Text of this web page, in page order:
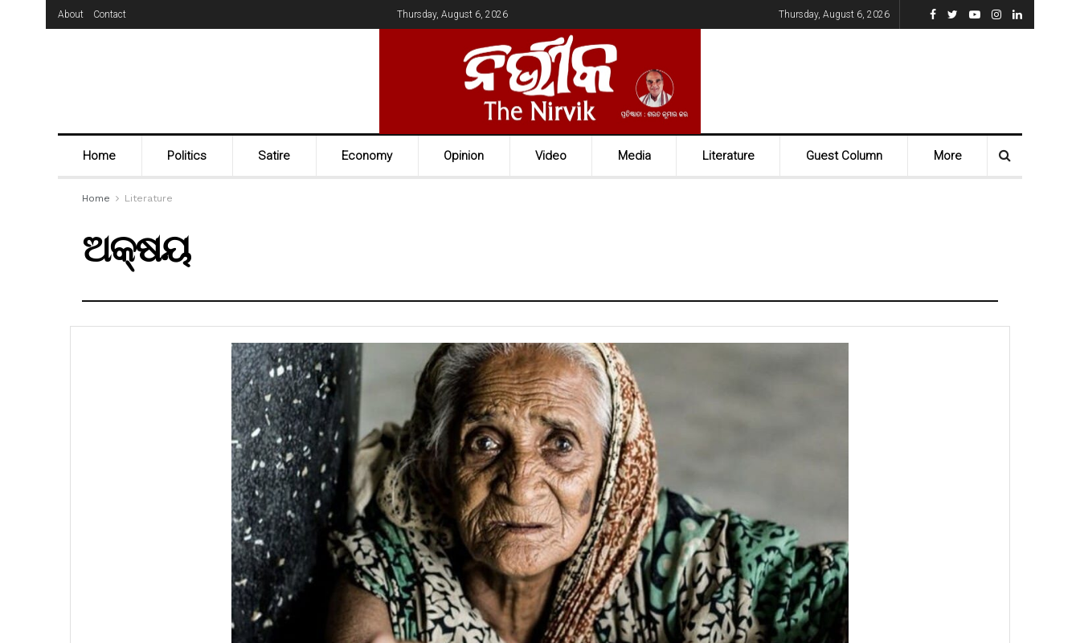
About Contact Thursday, August 6, 2026 Thursday, August 6, 2026
Home Politics Satire Economy Opinion Video Media Literature Guest Column More
Home Literature
ଅକ୍ଷୟ